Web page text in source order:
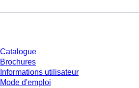
Catalogue
Brochures
Informations utilisateur
Mode d'emploi